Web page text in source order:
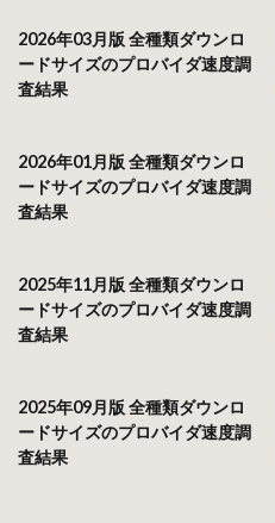
2026年03月版 全種類ダウンロ
ードサイズのプロバイダ速度調
査結果
2026年01月版 全種類ダウンロ
ードサイズのプロバイダ速度調
査結果
2025年11月版 全種類ダウンロ
ードサイズのプロバイダ速度調
査結果
2025年09月版 全種類ダウンロ
ードサイズのプロバイダ速度調
査結果